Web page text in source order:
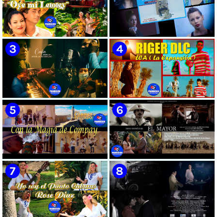
🟡 Susel Gómez (La China) ||
¨Oye Mi Leloley¨ || Director:
Onelio Jesús Larralde González
|| Música popular bailable
cubana || Videoclip || CUBA
🟡 F-CUBA - ¨Solita¨ -
Videoclip - Director: Asiel
Babastro
🟡 María Montenegro -
¨Confía¨ 📺 Videoclip. CUBA
🟡 Riger DLC || ¨LCA ( La
Expansión )¨ || Director: Dani
A.R || Música cubana || Videoclip
|| CUBA
🟡 Grupo Compay Segundo ||
¨Con La Magia de Compay¨ ||
🟡 Silvio Rodríguez - ¨El
Mayor¨ 📺 Videoclip - 🎬